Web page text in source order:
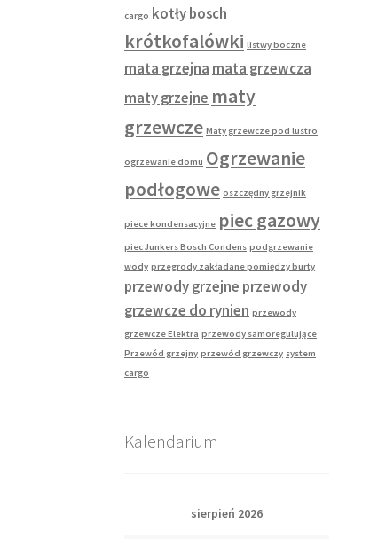
cargo kotły bosch
krótkofalówki listwy boczne
mata grzejna mata grzewcza
maty grzejne maty
grzewcze Maty grzewcze pod lustro
ogrzewanie domu Ogrzewanie
podłogowe oszczędny grzejnik
piece kondensacyjne piec gazowy
piec Junkers Bosch Condens podgrzewanie
wody przegrody zakładane pomiędzy burty
przewody grzejne przewody
grzewcze do rynien przewody
grzewcze Elektra przewody samoregulujące
Przewód grzejny przewód grzewczy system
cargo
Kalendarium
sierpień 2026